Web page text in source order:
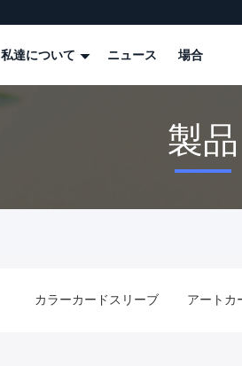
私達について ニュース 場合
製品
カラーカードスリーブ アートカ